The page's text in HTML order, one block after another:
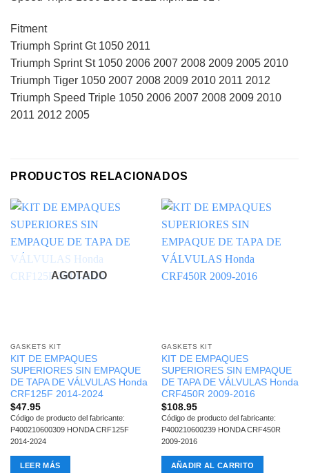
Fitment
Triumph Sprint Gt 1050 2011
Triumph Sprint St 1050 2006 2007 2008 2009 2005 2010
Triumph Tiger 1050 2007 2008 2009 2010 2011 2012
Triumph Speed Triple 1050 2006 2007 2008 2009 2010
2011 2012 2005
PRODUCTOS RELACIONADOS
AGOTADO
GASKETS KIT
KIT DE EMPAQUES
SUPERIORES SIN EMPAQUE
DE TAPA DE VÁLVULAS Honda
CRF125F 2014-2024
$47.95
Código de producto del fabricante:
P400210600309 HONDA CRF125F
2014-2024
LEER MÁS
GASKETS KIT
KIT DE EMPAQUES
SUPERIORES SIN EMPAQUE
DE TAPA DE VÁLVULAS Honda
CRF450R 2009-2016
$108.95
Código de producto del fabricante:
P400210600239 HONDA CRF450R
2009-2016
AÑADIR AL CARRITO